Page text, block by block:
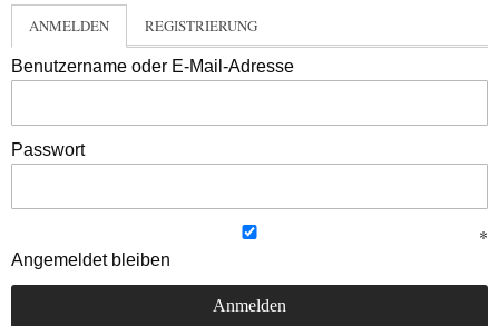
ANMELDEN REGISTRIERUNG
Benutzername oder E-Mail-Adresse
Passwort
Angemeldet bleiben